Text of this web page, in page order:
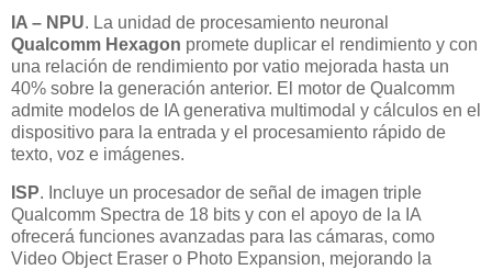
IA – NPU. La unidad de procesamiento neuronal
Qualcomm Hexagon promete duplicar el rendimiento y con
una relación de rendimiento por vatio mejorada hasta un
40% sobre la generación anterior. El motor de Qualcomm
admite modelos de IA generativa multimodal y cálculos en el
dispositivo para la entrada y el procesamiento rápido de
texto, voz e imágenes.
ISP. Incluye un procesador de señal de imagen triple
Qualcomm Spectra de 18 bits y con el apoyo de la IA
ofrecerá funciones avanzadas para las cámaras, como
Video Object Eraser o Photo Expansion, mejorando la